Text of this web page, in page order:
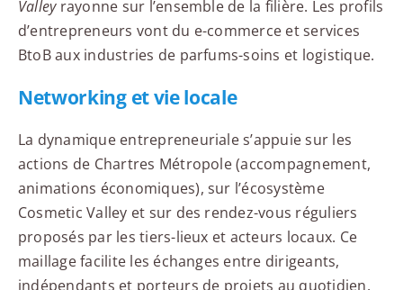
Valleyrayonne sur l’ensemble de la filière. Les profils
d’entrepreneurs vont du e-commerce et services
BtoB aux industries de parfums-soins et logistique.
Networking et vie locale
La dynamique entrepreneuriale s’appuie sur les
actions de Chartres Métropole (accompagnement,
animations économiques), sur l’écosystème
Cosmetic Valley et sur des rendez-vous réguliers
proposés par les tiers-lieux et acteurs locaux. Ce
maillage facilite les échanges entre dirigeants,
indépendants et porteurs de projets au quotidien.